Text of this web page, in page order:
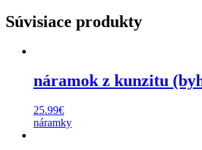
Súvisiace produkty
náramok z kunzitu
25.99€
náramky